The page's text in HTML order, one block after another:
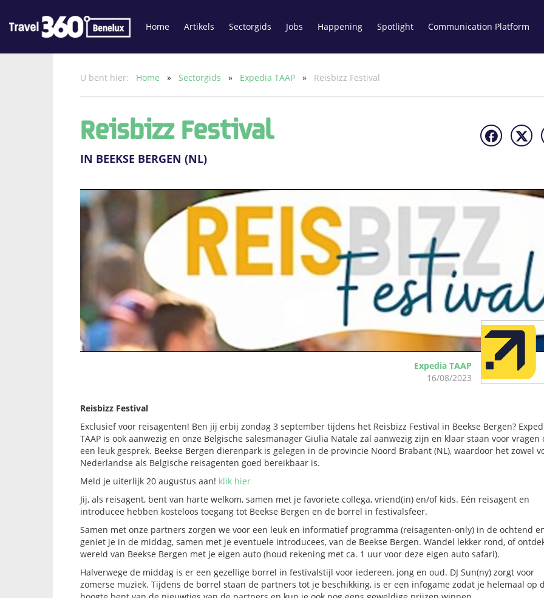
Home Artikels Sectorgids Jobs Happening Spotlight Communication Platform
U bent hier: Home » Sectorgids » Expedia TAAP » Reisbizz Festival
Reisbizz Festival
IN BEEKSE BERGEN (NL)
Expedia TAAP
16/08/2023
Reisbizz Festival
Exclusief voor reisagenten! Ben jij erbij zondag 3 september tijdens het Reisbizz Festival in Beekse Bergen?
TAAP is ook aanwezig en onze Belgische salesmanager Giulia Natale zal aanwezig zijn en klaar staan voor vragen
een leuk gesprek. Beekse Bergen dierenpark is gelegen in de provincie Noord Brabant (NL), waardoor het zowel
Nederlandse als Belgische reisagenten goed bereikbaar is.
Meld je uiterlijk 20 augustus aan! klik hier
Jij, als reisagent, bent van harte welkom, samen met je favoriete collega, vriend(in) en/of kids. Eén reisagent en
introducee hebben kosteloos toegang tot Beekse Bergen en de borrel in festivalsfeer.
Samen met onze partners zorgen we voor een leuk en informatief programma (reisagenten-only) in de ochtend
geniet je in de middag, samen met je eventuele introducees, van de Beekse Bergen. Wandel lekker rond, of
wereld van Beekse Bergen met je eigen auto (houd rekening met ca. 1 uur voor deze eigen auto safari).
Halverwege de middag is er een gezellige borrel in festivalstijl voor iedereen, jong en oud. DJ Sun(ny) zorgt voor
zomerse muziek. Tijdens de borrel staan de partners tot je beschikking, is er een infogame zodat je helemaal op